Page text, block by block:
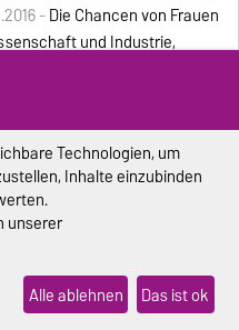
-Die Chancen von Frauen
und Industrie,
Themen, die auf der 3.
Ladies Night for Women in
und diskutiert
Schülerpraktikum
Technologien, um
Inhalte einzubinden
unserer
Alle ablehnen Das ist ok